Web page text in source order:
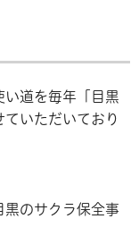
い道を毎年「目黒
いただいており
黒のサクラ保全事